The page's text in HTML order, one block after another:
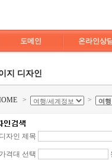
도메인 온라인상
지 디자인
> >
디자인 제목
가격대 선택